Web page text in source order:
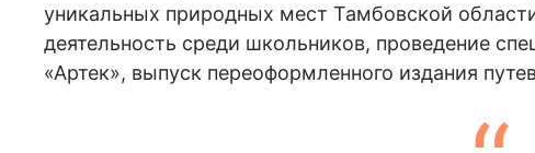
уникальных природных мест Тамбовской
деятельность среди школьников, проведение
«Артек», выпуск переоформленного издания